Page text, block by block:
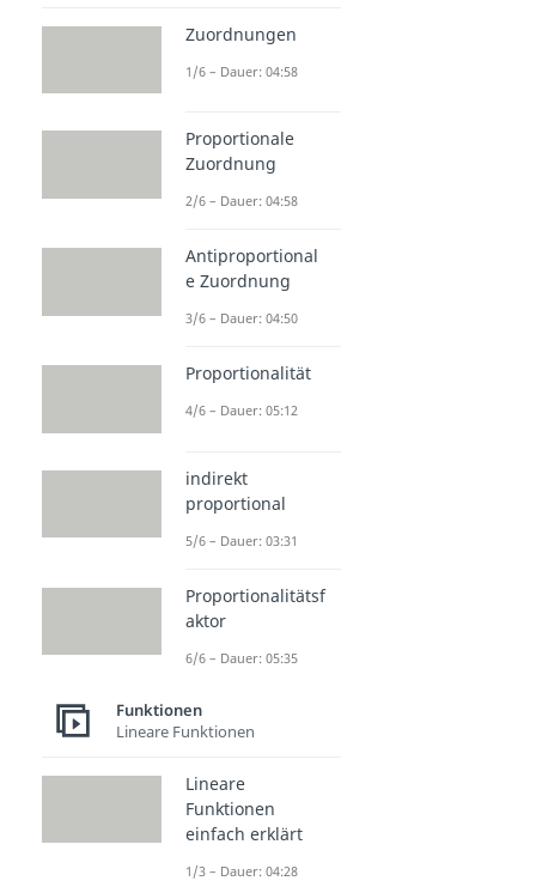
Zuordnungen
1/6 – Dauer: 04:58
Proportionale
Zuordnung
2/6 – Dauer: 04:58
Antiproportional
e Zuordnung
3/6 – Dauer: 04:50
Proportionalität
4/6 – Dauer: 05:12
indirekt
proportional
5/6 – Dauer: 03:31
Proportionalitätsf
aktor
6/6 – Dauer: 05:35
Funktionen
Lineare Funktionen
Lineare
Funktionen
einfach erklärt
1/3 – Dauer: 04:28